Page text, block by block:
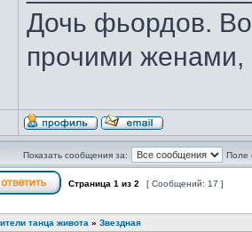
Дочь фьордов.
прочими женами,
Показать сообщения за: Поле
Страница 1 из 2 [ Сообщений: 17 ]
танца живота » Звездная